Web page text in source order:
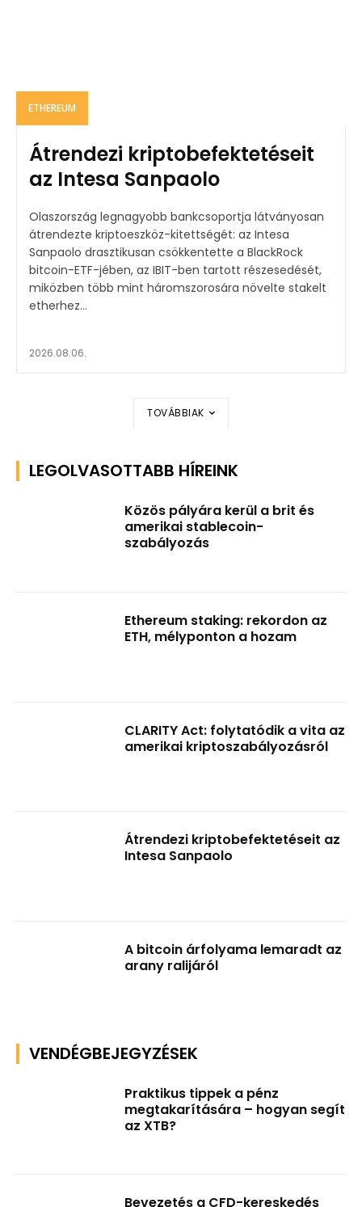
ETHEREUM
Átrendezi kriptobefektetéseit
az Intesa Sanpaolo
Olaszország legnagyobb bankcsoportja látványosan
átrendezte kriptoeszköz-kitettségét: az Intesa
Sanpaolo drasztikusan csökkentette a BlackRock
bitcoin-ETF-jében, az IBIT-ben tartott részesedését,
miközben több mint háromszorosára növelte stakelt
etherhez...
2026.08.06.
TOVÁBBIAK
LEGOLVASOTTABB HÍREINK
Közös pályára kerül a brit és
amerikai stablecoin-
szabályozás
Ethereum staking: rekordon az
ETH, mélyponton a hozam
CLARITY Act: folytatódik a vita az
amerikai kriptoszabályozásról
Átrendezi kriptobefektetéseit az
Intesa Sanpaolo
A bitcoin árfolyama lemaradt az
arany ralijáról
VENDÉGBEJEGYZÉSEK
Praktikus tippek a pénz
megtakarítására – hogyan segít
az XTB?
Bevezetés a CFD-kereskedés